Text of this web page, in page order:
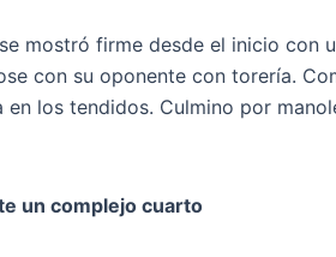
mostró firme desde el inicio con
con su oponente con torería.
en los tendidos. Culmino por
un complejo cuarto